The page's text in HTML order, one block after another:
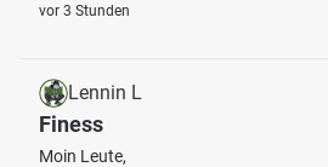
vor 3 Stunden
Lennin L
Finess
Moin Leute,